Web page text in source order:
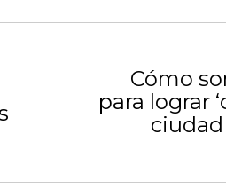
Publicación
siguiente:
Cómo
para lograr